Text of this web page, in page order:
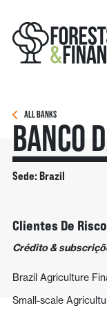
ALL BANKS
Banco
Sede: Brazil
Clientes De
Crédito &
Brazil Agriculture
Small-scale